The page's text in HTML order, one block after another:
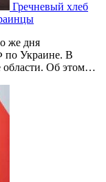
Гречневый хлеб
же дня
по Украине. В
области. Об этом…